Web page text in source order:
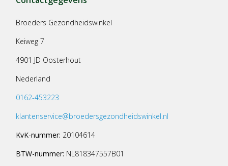
Broeders Gezondheidswinkel
Keiweg 7
4901 JD Oosterhout
Nederland
0162-453223
klantenservice@broedersgezondheidswinkel.nl
KvK-nummer: 20104614
BTW-nummer: NL818347557B01